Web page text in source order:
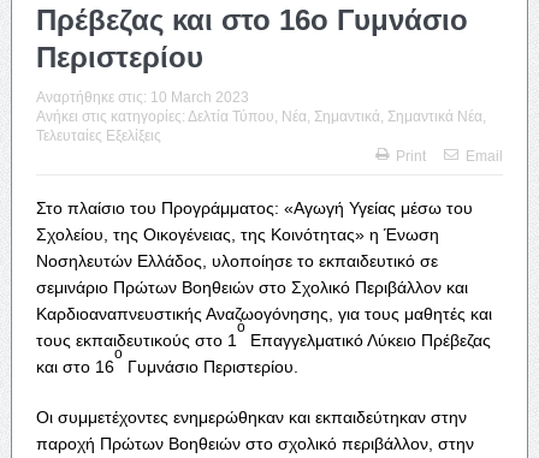
Πρέβεζας και στο 16ο Γυμνάσιο
Περιστερίου
Αναρτήθηκε στις: 10 March 2023
Ανήκει στις κατηγορίες: Δελτία Τύπου Νέα Σημαντικά Σημαντικά Νέα
Τελευταίες Εξελίξεις
Print
Email
Στο πλαίσιο του Προγράμματος: «Αγωγή Υγείας μέσω του
Σχολείου, της Οικογένειας, της Κοινότητας» η Ένωση
Νοσηλευτών Ελλάδος, υλοποίησε το εκπαιδευτικό σε
σεμινάριο Πρώτων Βοηθειών στο Σχολικό Περιβάλλον και
Καρδιοαναπνευστικής Αναζωογόνησης, για τους μαθητές και
τους εκπαιδευτικούς στο 1
ο
Επαγγελματικό Λύκειο Πρέβεζας
και στο 16
ο
Γυμνάσιο Περιστερίου.
Οι συμμετέχοντες ενημερώθηκαν και εκπαιδεύτηκαν στην
παροχή Πρώτων Βοηθειών στο σχολικό περιβάλλον, στην